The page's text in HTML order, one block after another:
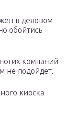
в деловом
обойтись
компаний
не подойдет.
киоска